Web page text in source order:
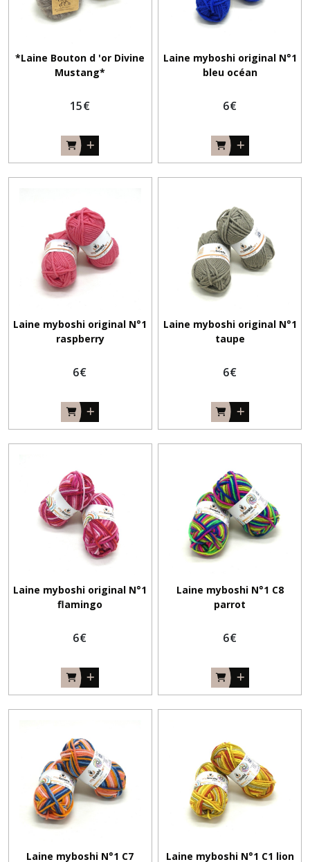
*Laine Bouton d 'or Divine
Mustang*
15€
Laine myboshi original N°1
bleu océan
6€
Laine myboshi original N°1
raspberry
6€
Laine myboshi original N°1
taupe
6€
Laine myboshi original N°1
flamingo
6€
Laine myboshi N°1 C8
parrot
6€
Laine myboshi N°1 C7
Laine myboshi N°1 C1 lion